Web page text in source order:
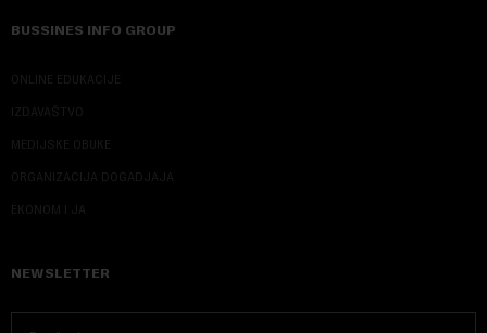
BUSSINES INFO GROUP
ONLINE EDUKACIJE
IZDAVAŠTVO
MEDIJSKE OBUKE
ORGANIZACIJA DOGADJAJA
EKONOM I JA
NEWSLETTER